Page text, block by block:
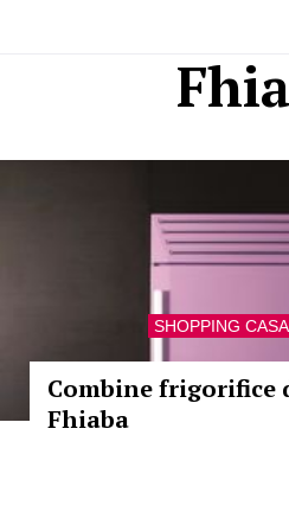
SHOPPING
Combine frigorifice
Fhiaba